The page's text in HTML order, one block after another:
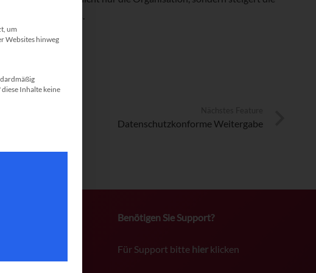
um ein Vielfaches.
Datenschutzkonforme Weitergabe
Benötigen Sie Support?
Für Support bitte hier klicken
um
Websites hinweg
Inhalte keine